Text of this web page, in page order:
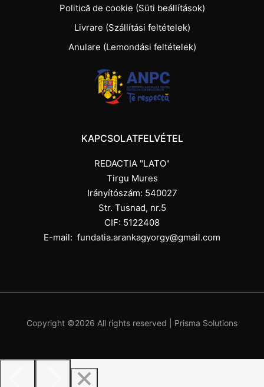
Politică de cookie (Süti beállítások)
Livrare (Szállítási feltételek)
Anulare (Lemondási feltételek)
KAPCSOLATFELVÉTEL
REDACTIA "LATO"
Tirgu Mures
Irányítószám: 540027
Str. Tusnad, nr.5
CIF: 5122408
E-mail: fundatia.arankagyorgy@gmail.com
Copyright ©2026 All rights reserved | Prisma Solutions